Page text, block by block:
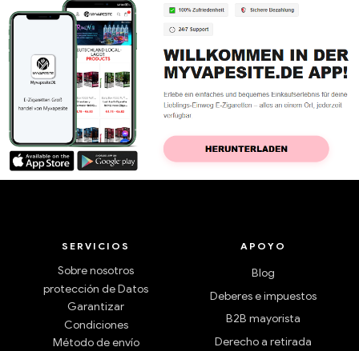
SERVICIOS
Sobre nosotros
protección de Datos
Garantizar
Condiciones
Método de envío
APOYO
Blog
Deberes e impuestos
B2B mayorista
Derecho a retirada